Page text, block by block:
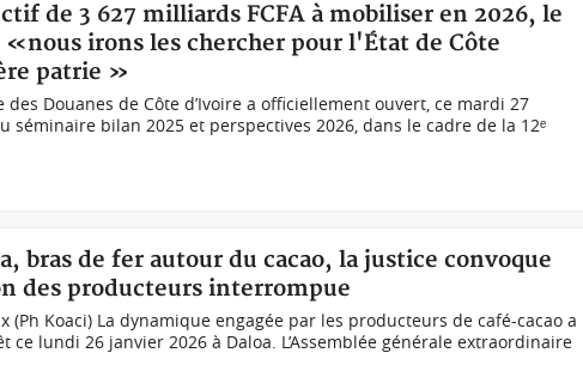
de 3 627 milliards FCFA à mobiliser en 2026, le
«nous irons les chercher pour l'État de Côte
patrie »
des Douanes de Côte d’Ivoire a officiellement ouvert, ce mardi 27
séminaire bilan 2025 et perspectives 2026, dans le cadre de la 12ᵉ
bras de fer autour du cacao, la justice convoque
des producteurs interrompue
(Ph Koaci) La dynamique engagée par les producteurs de café-cacao a
ce lundi 26 janvier 2026 à Daloa. L’Assemblée générale extraordinaire